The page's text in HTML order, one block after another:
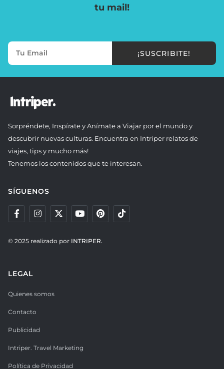
tu mail!
¡SUSCRIBITE!
Sorpréndete, Inspírate y Anímate a Viajar por el mundo y
descubrir nuevas culturas. Encuentra en Intriper relatos de
viajes, tips y mucho más!
Tenemos los contenidos que te interesan.
SÍGUENOS
© 2025 realizado por INTRIPER.
LEGAL
Quienes somos
Contacto
Publicidad
Intriper. Travel Marketing
Política de Privacidad